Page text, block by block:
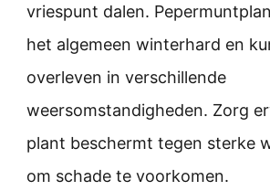
vriespunt dalen.
het algemeen winterhard en
overleven in verschillende
weersomstandigheden. Zorg
plant beschermt tegen sterke
om schade te voorkomen.